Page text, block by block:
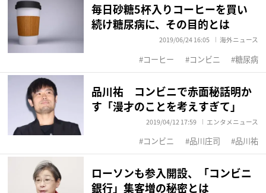
毎日砂糖5杯入りコーヒーを買い
続け糖尿病に、その目的とは
2019/06/24 16:05 海外ニュース
コーヒー コンビニ 糖尿病
品川祐 コンビニで赤面秘話明か
す「漫才のことを考えすぎて」
2019/04/12 17:59 エンタメニュース
コンビニ 品川庄司 品川祐
ローソンも参入開設、「コンビニ
銀行」集客増の秘密とは